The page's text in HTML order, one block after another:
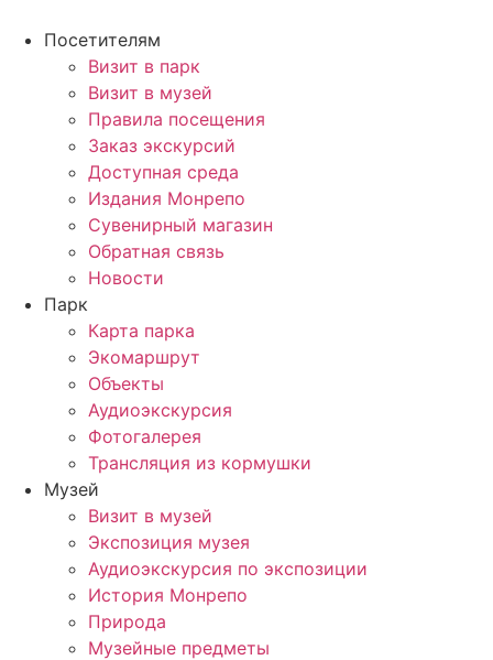
содержимому
Посетителям
Визит в парк
Визит в музей
Правила посещения
Заказ экскурсий
Доступная среда
Издания Монрепо
Сувенирный магазин
Обратная связь
Новости
Парк
Карта парка
Экомаршрут
Объекты
Аудиоэкскурсия
Фотогалерея
Трансляция из кормушки
Музей
Визит в музей
Экспозиция музея
Аудиоэкскурсия по экспозиции
История Монрепо
Природа
Музейные предметы